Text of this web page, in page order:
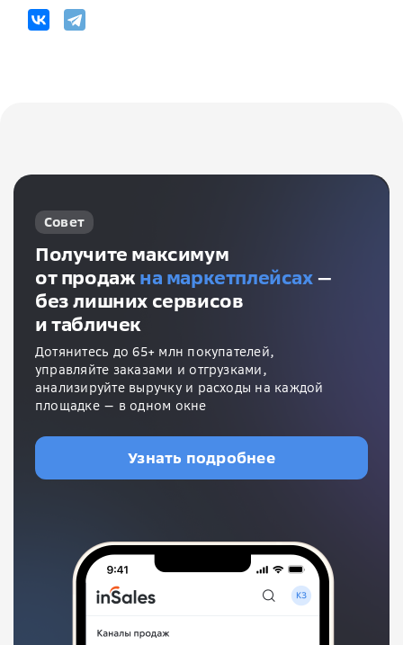
Совет
Получите максимум
от продаж на маркетплейсах—
без лишних сервисов
и табличек
Дотянитесь до 65+ млн покупателей,
управляйте заказами и отгрузками,
анализируйте выручку и расходы на каждой
площадке — в одном окне
Узнать подробнее